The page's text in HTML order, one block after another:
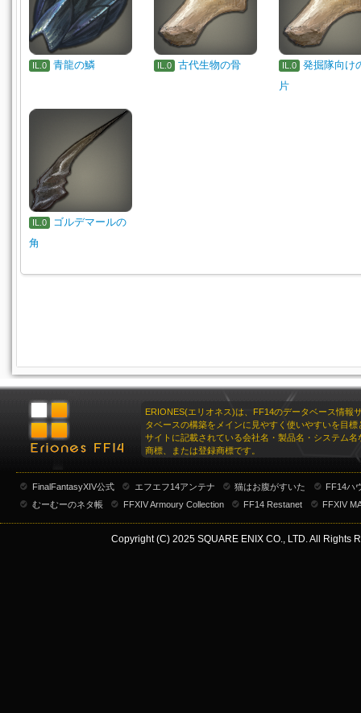
IL.0 青龍の鱗 IL.0 古代生物の骨 IL.0
発掘隊向け
片
IL.0
ゴルデマールの
角
ERIONES(エリオネス)は、FF14のデータベース情報
タベースの構築をメインに見やすく使いやすいを目標
サイトに記載されている会社名・製品名・システム名
商標、または登録商標です。
FinalFantasyXIV公式 エフエフ14アンテナ 猫はお腹がすいた
FF14ハ
むーむーのネタ帳
FFXIV Armoury Collection FF14 Restanet FFXIV
Copyright (C) 2025 SQUARE ENIX CO., LTD. All Rights